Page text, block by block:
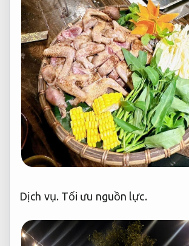
Dịch vụ. Tối ưu nguồn lực.